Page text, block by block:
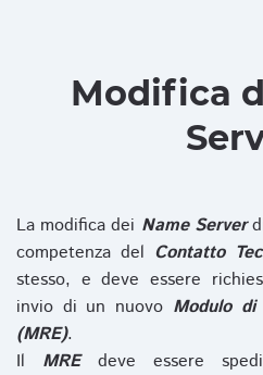
Modifica
La modifica dei Name Server
competenza del Contatto
stesso, e deve essere
invio di un nuovo Modulo di
(MRE).
Il MREdeve essere